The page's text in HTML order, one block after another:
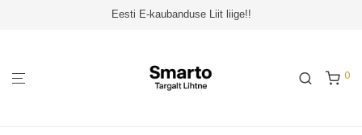
Eesti E-kaubanduse Liit liige!!
0